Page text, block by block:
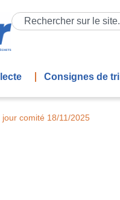
Consignes de tri
comité 18/11/2025